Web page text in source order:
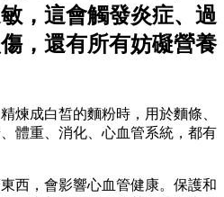
，這會觸發炎症、過
，還有所有妨礙營養
煉成白皙的麵粉時，用於麵條、
體重、消化、心血管系統，都有
西，會影響心血管健康。保護和